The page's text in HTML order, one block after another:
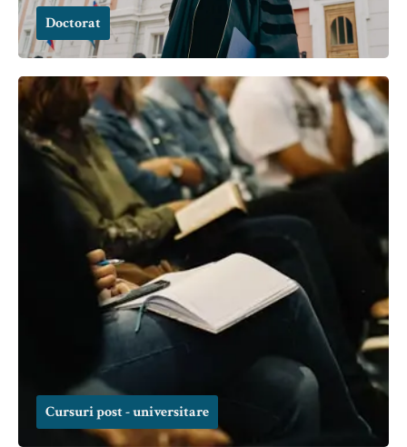
Doctorat
Cursuri post - universitare